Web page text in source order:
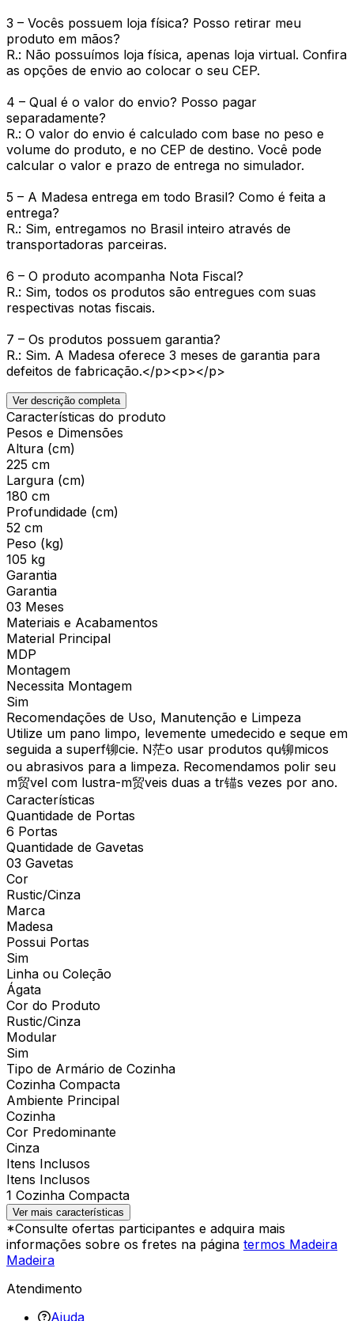
3 – Vocês possuem loja física? Posso retirar meu
produto em mãos?
R.: Não possuímos loja física, apenas loja virtual. Confira
as opções de envio ao colocar o seu CEP.
4 – Qual é o valor do envio? Posso pagar
separadamente?
R.: O valor do envio é calculado com base no peso e
volume do produto, e no CEP de destino. Você pode
calcular o valor e prazo de entrega no simulador.
5 – A Madesa entrega em todo Brasil? Como é feita a
entrega?
R.: Sim, entregamos no Brasil inteiro através de
transportadoras parceiras.
6 – O produto acompanha Nota Fiscal?
R.: Sim, todos os produtos são entregues com suas
respectivas notas fiscais.
7 – Os produtos possuem garantia?
R.: Sim. A Madesa oferece 3 meses de garantia para
defeitos de fabricação.</p><p></p>
Ver descrição completa
Características do produto
Pesos e Dimensões
Altura (cm)
225 cm
Largura (cm)
180 cm
Profundidade (cm)
52 cm
Peso (kg)
105 kg
Garantia
Garantia
03 Meses
Materiais e Acabamentos
Material Principal
MDP
Montagem
Necessita Montagem
Sim
Recomendações de Uso, Manutenção e Limpeza
Utilize um pano limpo, levemente umedecido e seque em
seguida a superf铆cie. N茫o usar produtos qu铆micos
ou abrasivos para a limpeza. Recomendamos polir seu
m贸vel com lustra-m贸veis duas a tr锚s vezes por ano.
Características
Quantidade de Portas
6 Portas
Quantidade de Gavetas
03 Gavetas
Cor
Rustic/Cinza
Marca
Madesa
Possui Portas
Sim
Linha ou Coleção
Ágata
Cor do Produto
Rustic/Cinza
Modular
Sim
Tipo de Armário de Cozinha
Cozinha Compacta
Ambiente Principal
Cozinha
Cor Predominante
Cinza
Itens Inclusos
Itens Inclusos
1 Cozinha Compacta
Ver mais características
*Consulte ofertas participantes e adquira mais
informações sobre os fretes na página termos Madeira
Madeira
Atendimento
Ajuda